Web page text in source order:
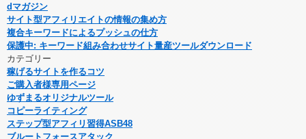
dマガジン
サイト型アフィリエイトの情報の集め方
複合キーワードによるプッシュの仕方
保護中: キーワード組み合わせサイト量産ツールダウンロード
カテゴリー
稼げるサイトを作るコツ
ご購入者様専用ページ
ゆずまるオリジナルツール
コピーライティング
ステップ型アフィリ習得ASB48
ブルートフォースアタック